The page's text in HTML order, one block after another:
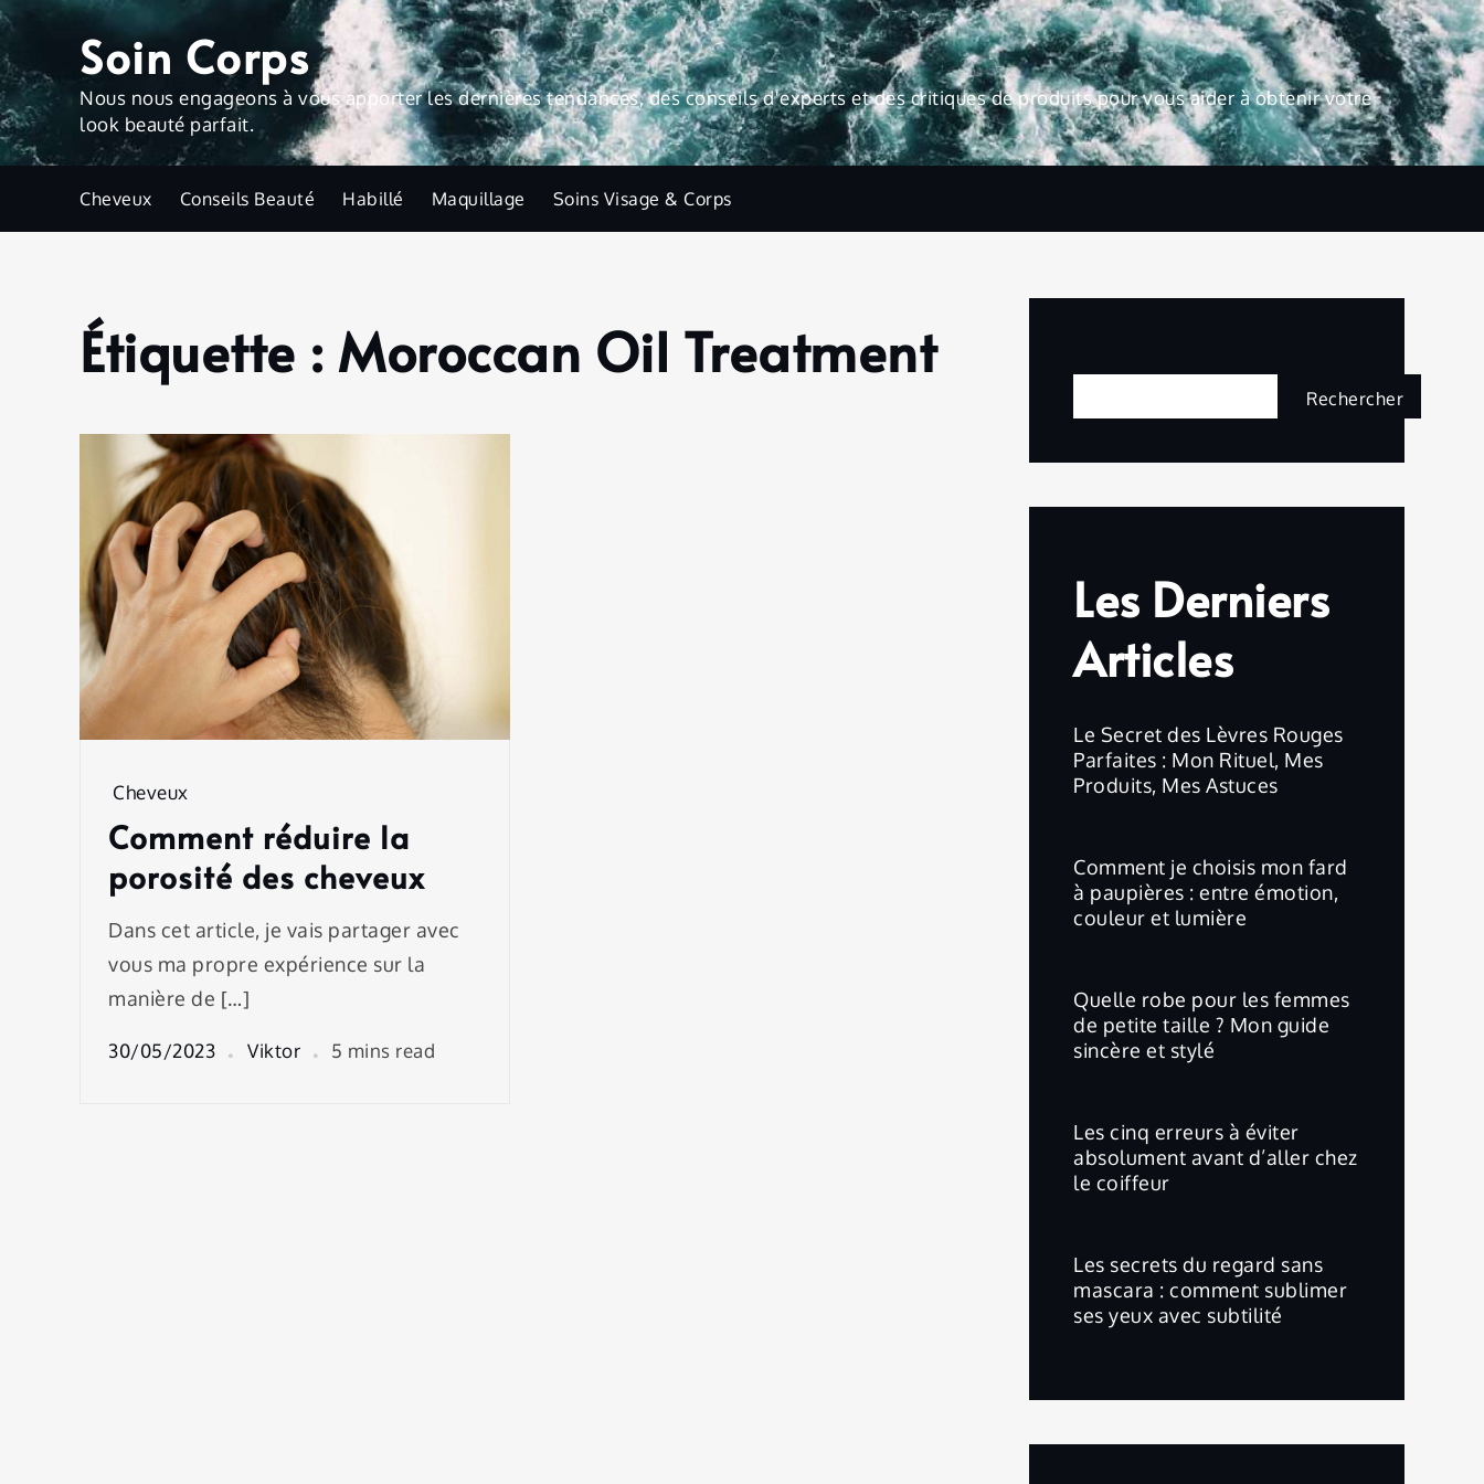
Skip
content
Soin Corps
Nous nous engageons à vous apporter les dernières tendances, des conseils d'experts et des critiques de produits pour vous aider à obtenir votre
look beauté parfait.
Cheveux Conseils Beauté Habillé Maquillage Soins Visage & Corps
Home
Moroccan
Étiquette : Moroccan Oil Treatment
Cheveux
Comment réduire la
porosité des cheveux
Dans cet article, je vais partager avec
vous ma propre expérience sur la
manière de […]
30/05/2023 Viktor 5 mins read
Rechercher
Les Derniers
Articles
Le Secret des Lèvres Rouges
Parfaites : Mon Rituel, Mes
Produits, Mes Astuces
Comment je choisis mon fard
à paupières : entre émotion,
couleur et lumière
Quelle robe pour les femmes
de petite taille ? Mon guide
sincère et stylé
Les cinq erreurs à éviter
absolument avant d’aller chez
le coiffeur
Les secrets du regard sans
mascara : comment sublimer
ses yeux avec subtilité